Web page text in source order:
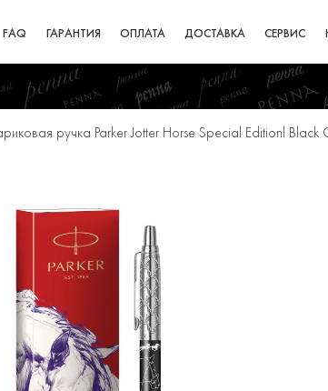
FAQ ГАРАНТИЯ ОПЛАТА ДОСТАВКА СЕРВИС
ручка Parker Jotter Horse Special Editionl